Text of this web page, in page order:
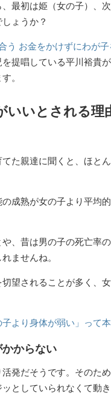
最初は姫（女の子）、
ょうか？
う お金をかけずにわが
提唱している平川裕貴
。
いいとされる理
た親達に聞くと、ほと
成熟が女の子より平均
、昔は男の子の死亡率
ませんね。
望されることが多く、
子より身体が弱い」って
かからない
発だそうです。そのた
としていられなくて動き